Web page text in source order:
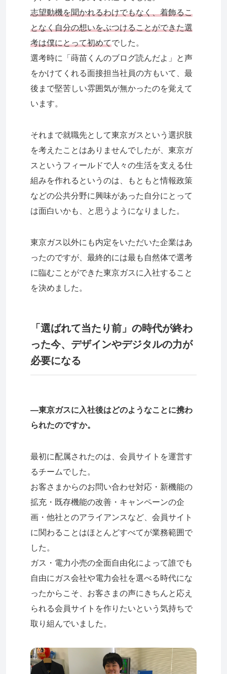
志望動機を聞かれるわけでもなく、着飾るこ
となく自分の想いをぶつけることができた選
考は僕にとって初めてでした。
選考時に「蒔苗くんのブログ読んだよ」と声
をかけてくれる面接担当社員の方もいて、最
後まで堅苦しい雰囲気が無かったのを覚えて
います。
それまで就職先として東京ガスという選択肢
を考えたことはありませんでしたが、東京ガ
スというフィールドで人々の生活を支える仕
組みを作れるというのは、もともと情報政策
などの公共分野に興味があった自分にとって
は面白いかも、と思うようになりました。
東京ガス以外にも内定をいただいた企業はあ
ったのですが、最終的には最も自然体で選考
に臨むことができた東京ガスに入社すること
を決めました。
「選ばれて当たり前」の時代が終わ
った今、デザインやデジタルの力が
必要になる
―東京ガスに入社後はどのようなことに携わ
られたのですか。
最初に配属されたのは、会員サイトを運営す
るチームでした。
お客さまからのお問い合わせ対応・新機能の
拡充・既存機能の改善・キャンペーンの企
画・他社とのアライアンスなど、会員サイト
に関わることはほとんどすべてが業務範囲で
した。
ガス・電力小売の全面自由化によって誰でも
自由にガス会社や電力会社を選べる時代にな
ったからこそ、お客さまの声にきちんと応え
られる会員サイトを作りたいという気持ちで
取り組んでいました。